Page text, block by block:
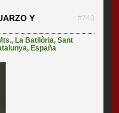
Y
#743
,La Batllòria,Sant
,España